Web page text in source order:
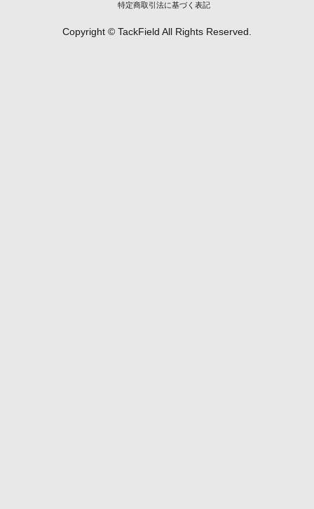
特定商取引法に基づく表記
Copyright © TackField All Rights Reserved.